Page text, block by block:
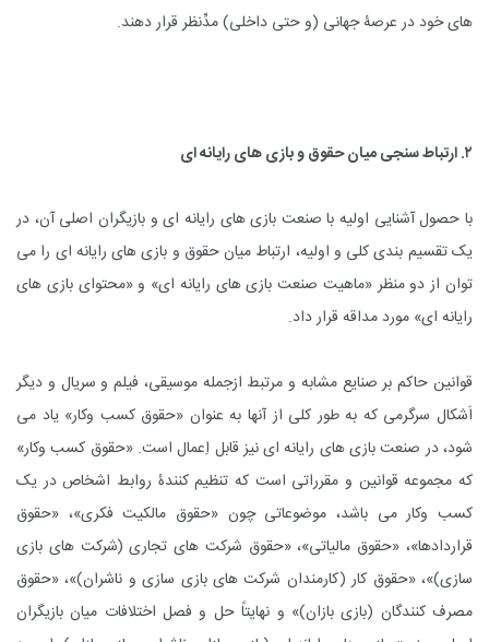
های خود در عرصۀ جهانی (و حتی داخلی) مدِّنظر قرار دهند.
۲. ارتباط سنجی میان حقوق و بازی های رایانه ای
با حصول آشنایی اولیه با صنعت بازی های رایانه ای و بازیگران اصلی آن، در
یک تقسیم بندی کلی و اولیه، ارتباط میان حقوق و بازی های رایانه ای را می
توان از دو منظر «ماهیت صنعت بازی های رایانه ای» و «محتوای بازی های
رایانه ای» مورد مداقه قرار داد.
قوانین حاکم بر صنایع مشابه و مرتبط ازجمله موسیقی، فیلم و سریال و دیگر
اَشکال سرگرمی که به طور کلی از آنها به عنوان «حقوق کسب وکار» یاد می
شود، در صنعت بازی های رایانه ای نیز قابل اِعمال است. «حقوق کسب وکار»
که مجموعه قوانین و مقرراتی است که تنظیم کنندۀ روابط اشخاص در یک
کسب وکار می باشد، موضوعاتی چون «حقوق مالکیت فکری»، «حقوق
قراردادها»، «حقوق مالیاتی»، «حقوق شرکت های تجاری (شرکت های بازی
سازی)»، «حقوق کار (کارمندان شرکت های بازی سازی و ناشران)»، «حقوق
مصرف کنندگان (بازی بازان)» و نهایتاً حل و فصل اختلافات میان بازیگران